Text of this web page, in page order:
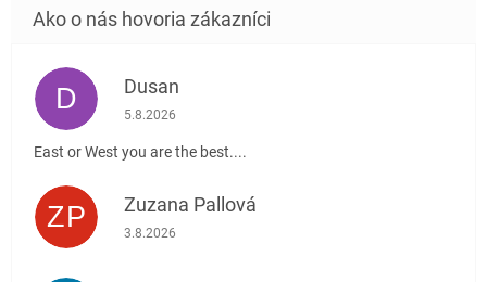
D Dusan
Hodnotenie obchodu je 5 z 5 hviezdičiek.
5.8.2026
East or West you are the best....
ZP Zuzana Pallová
Hodnotenie obchodu je 5 z 5 hviezdičiek.
3.8.2026